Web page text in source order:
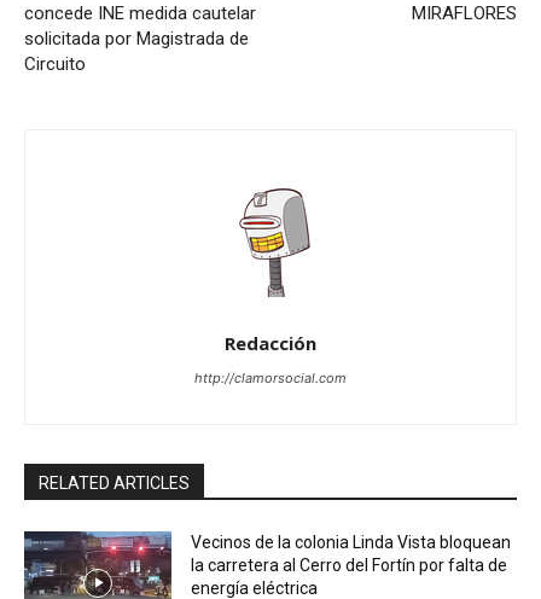
concede INE medida cautelar
solicitada por Magistrada de
Circuito
MIRAFLORES
Redacción
http://clamorsocial.com
RELATED ARTICLES
Vecinos de la colonia Linda Vista bloquean
la carretera al Cerro del Fortín por falta de
energía eléctrica